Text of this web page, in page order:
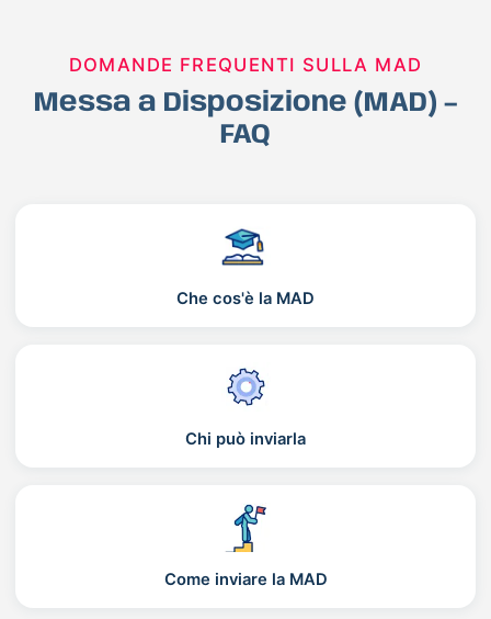
DOMANDE FREQUENTI SULLA MAD
Messa a Disposizione (MAD) –
FAQ
Che cos'è la MAD
Chi può inviarla
Come inviare la MAD